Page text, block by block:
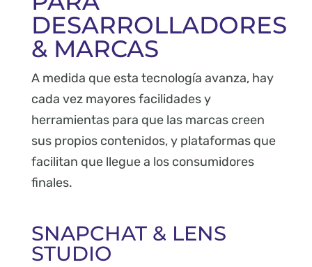
DESARROLLADORES
& MARCAS
A medida que esta tecnología avanza, hay
cada vez mayores facilidades y
herramientas para que las marcas creen
sus propios contenidos, y plataformas que
facilitan que llegue a los consumidores
finales.
SNAPCHAT & LENS
STUDIO